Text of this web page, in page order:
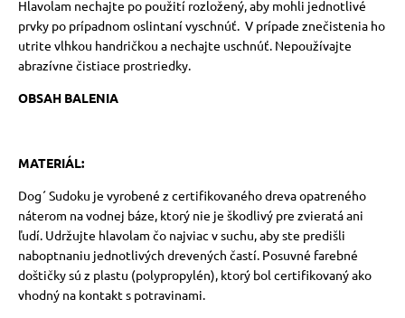
Hlavolam nechajte po použití rozložený, aby mohli jednotlivé
prvky po prípadnom oslintaní vyschnúť. V prípade znečistenia ho
utrite vlhkou handričkou a nechajte uschnúť. Nepoužívajte
abrazívne čistiace prostriedky.
OBSAH BALENIA
MATERIÁL:
Dog´ Sudoku je vyrobené z certifikovaného dreva opatreného
náterom na vodnej báze, ktorý nie je škodlivý pre zvieratá ani
ľudí. Udržujte hlavolam čo najviac v suchu, aby ste predišli
naboptnaniu jednotlivých drevených častí. Posuvné farebné
doštičky sú z plastu (polypropylén), ktorý bol certifikovaný ako
vhodný na kontakt s potravinami.